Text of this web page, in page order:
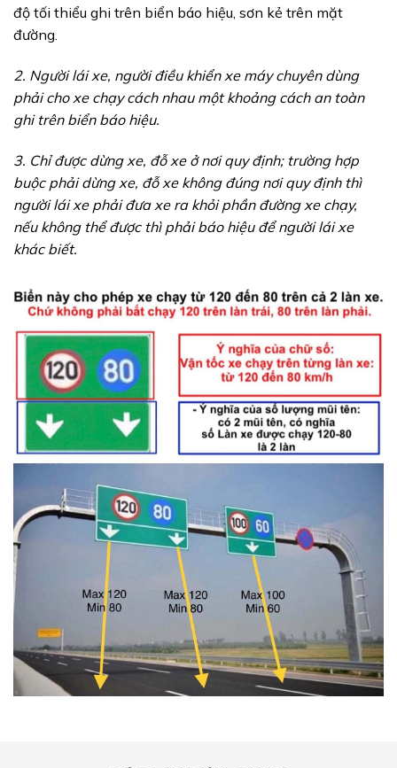
độ tối thiểu ghi trên biển báo hiệu, sơn kẻ trên mặt
đường.
2. Người lái xe, người điều khiển xe máy chuyên dùng
phải cho xe chạy cách nhau một khoảng cách an toàn
ghi trên biển báo hiệu.
3. Chỉ được dừng xe, đỗ xe ở nơi quy định; trường hợp
buộc phải dừng xe, đỗ xe không đúng nơi quy định thì
người lái xe phải đưa xe ra khỏi phần đường xe chạy,
nếu không thể được thì phải báo hiệu để người lái xe
khác biết.